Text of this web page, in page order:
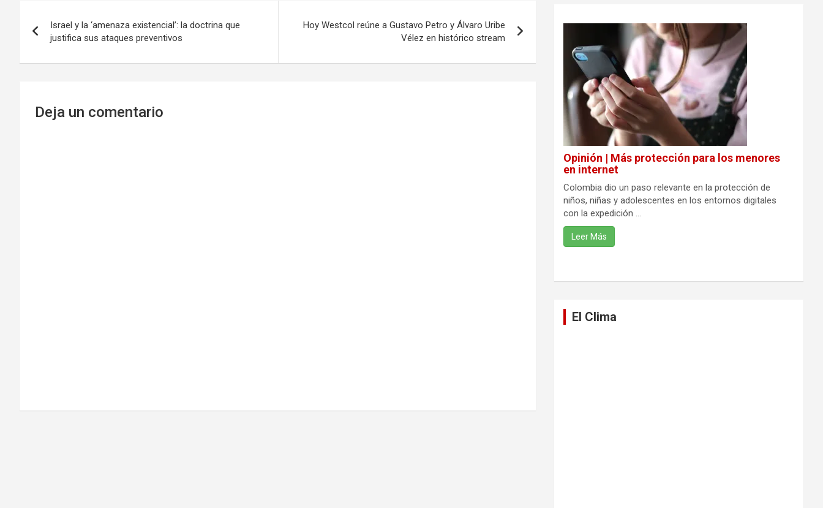
de
entradas
Israel y la ‘amenaza existencial’: la doctrina que
justifica sus ataques preventivos
Hoy Westcol reúne a Gustavo Petro y Álvaro Uribe
Vélez en histórico stream
Deja un comentario
Opinión | Más protección para los menores
en internet
Colombia dio un paso relevante en la protección de
niños, niñas y adolescentes en los entornos digitales
con la expedición ...
Leer Más
El Clima